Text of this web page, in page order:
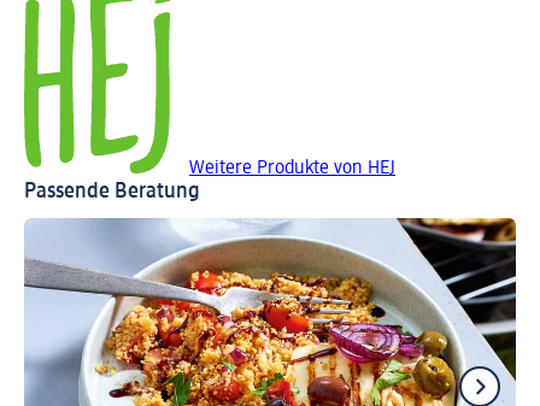
Weitere Produkte von HEJ
Passende Beratung